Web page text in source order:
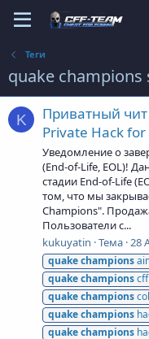
Теги
quake champions
K
Приватный
Private Hack
Уведомление о
(End-of-Life, EOL)!
стадии End-of-Life
том, что мы
Champions".
Пользователи с...
kukuyatin Тема 28
quakechampions
quakechampionscff
quakechampions
quakechampions
quakechampions